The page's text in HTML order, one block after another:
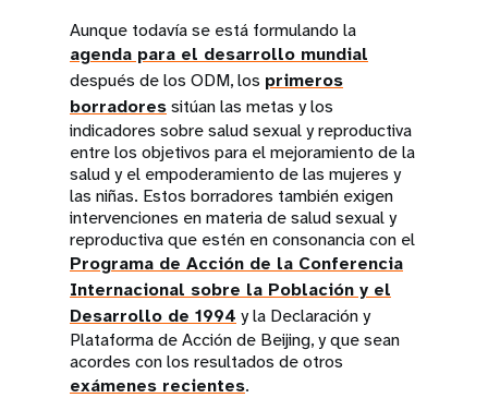
Aunque todavía se está formulando la
agenda para el desarrollo mundial
después de los ODM, los primeros
borradoressitúan las metas y los
indicadores sobre salud sexual y reproductiva
entre los objetivos para el mejoramiento de la
salud y el empoderamiento de las mujeres y
las niñas. Estos borradores también exigen
intervenciones en materia de salud sexual y
reproductiva que estén en consonancia con el
Programa de Acción de la Conferencia
Internacional sobre la Población y el
Desarrollo de 1994 y la Declaración y
Plataforma de Acción de Beijing, y que sean
acordes con los resultados de otros
exámenes recientes.